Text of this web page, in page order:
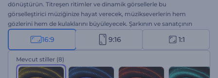
dönüştürün. Titreşen ritimler ve dinamik görsellerle bu
görselleştirici müziğinize hayat verecek, müzikseverlerin hem
gözlerini hem de kulaklarını büyüleyecek. Şarkının ve sanatçının
adlarını yazarak, müzik parçasını yükleyerek, renk seçenekleri
arasından seçim yaparak bu şablonu benzersiz bir şekilde kendinize
ait hale getirin ve işlemi tamamlayın. Müzik videoları, canlı
performanslar ve sosyal medyadaki müzik tanıtımları için
mükemmel olan bu özellik, parçalarınızı sergilemenin benzersiz bir
16:9 9:16 1:1
Mevcut stiller (8)